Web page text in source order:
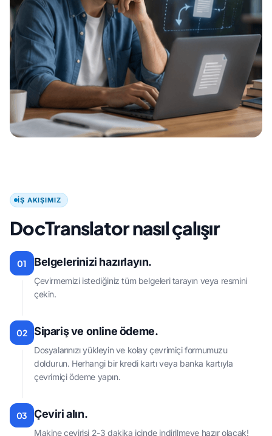
İŞ AKIŞIMIZ
DocTranslator nasıl çalışır
01 Belgelerinizi hazırlayın.
Çevirmemizi istediğiniz tüm belgeleri tarayın veya resmini
çekin.
02 Sipariş ve online ödeme.
Dosyalarınızı yükleyin ve kolay çevrimiçi formumuzu
doldurun. Herhangi bir kredi kartı veya banka kartıyla
çevrimiçi ödeme yapın.
03 Çeviri alın.
Makine çevirisi 2-3 dakika içinde indirilmeye hazır olacak!